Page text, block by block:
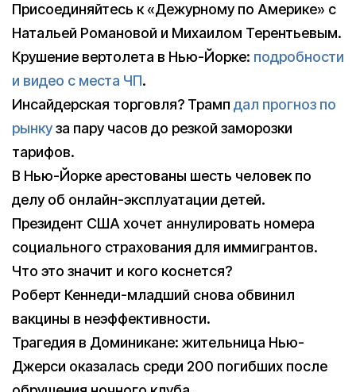
Присоединяйтесь к «Дежурному по Америке» с
Натальей Романовой и Михаилом Терентьевым.
Крушение вертолета в Нью-Йорке: подробности
и видео с места ЧП.
Инсайдерская торговля? Трамп дал прогноз по
рынкуза пару часов до резкой заморозки
тарифов.
В Нью-Йорке арестованы шесть человек по
делу об онлайн-эксплуатации детей.
Президент США хочет аннулировать номера
социального страхования для иммигрантов.
Что это значит и кого коснется?
Роберт Кеннеди-младший снова обвинил
вакцины в неэффективности.
Трагедия в Доминикане: жительница Нью-
Джерси оказалась среди 200 погибших после